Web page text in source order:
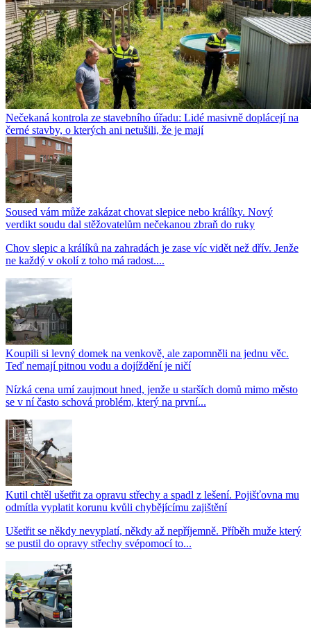
Nečekaná kontrola ze stavebního úřadu: Lidé masivně doplácejí na
černé stavby, o kterých ani netušili, že je mají
Soused vám může zakázat chovat slepice nebo králíky. Nový
verdikt soudu dal stěžovatelům nečekanou zbraň do ruky
Chov slepic a králíků na zahradách je zase víc vidět než dřív. Jenže
ne každý v okolí z toho má radost....
Koupili si levný domek na venkově, ale zapomněli na jednu věc.
Teď nemají pitnou vodu a dojíždění je ničí
Nízká cena umí zaujmout hned, jenže u starších domů mimo město
se v ní často schová problém, který na první...
Kutil chtěl ušetřit za opravu střechy a spadl z lešení. Pojišťovna mu
odmítla vyplatit korunu kvůli chybějícímu zajištění
Ušetřit se někdy nevyplatí, někdy až nepříjemně. Příběh muže který
se pustil do opravy střechy svépomocí to...